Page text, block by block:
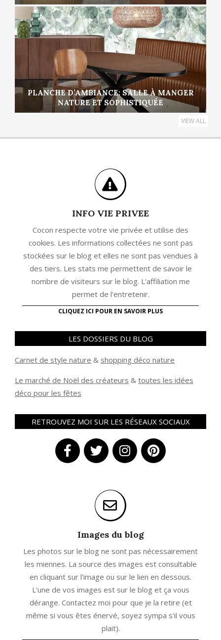
PLANCHE D’AMBIANCE: SALLE À MANGER
NATURE ET SOPHISTIQUÉE
VIEW ALL
INFO VIE PRIVEE
Cocon respecte votre vie privée et utilise des
cookies. Les informations collectées ne sont pas
stockées sur le blog et elles ne sont pas vendues à
des tiers. Les stats me permettent de savoir le
nombre de visiteurs sur le blog. L'affiliation me
permet de l'entretenir.
CLIQUEZ ICI POUR EN SAVOIR PLUS
LES DOSSIERS DU BLOG
Carnet de style nature & shopping déco nature
Le marché de Noël des créateurs & toutes les idées
déco pour les fêtes
RETROUVEZ MOI SUR LES RÉSEAUX SOCIAUX
Images du blog
Les photos sur le blog ne sont pas nécessairement
les miennes. La source des images est consultable
en cliquant sur l'image ou sur le lien en dessous.
L'une de vos images est sur le blog et ça vous
dérange. Contactez moi pour que je la retire (et
même si vous êtes énervé, soyez sympa s'il vous
plait).